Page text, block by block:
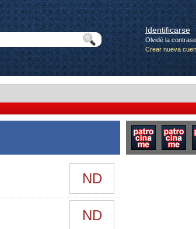
Identificarse
Olvidé la
Crear nueva
ND
ND